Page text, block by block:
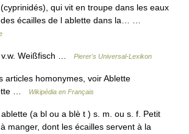
qui vit en troupe dans les eaux
des écailles de l ablette dans la… …
Weißfisch … Pierer's Universal-Lexikon
articles homonymes, voir Ablette
…
Wikipédia en Français
(a bl ou a blè t ) s. m. ou s. f. Petit
manger, dont les écailles servent à la